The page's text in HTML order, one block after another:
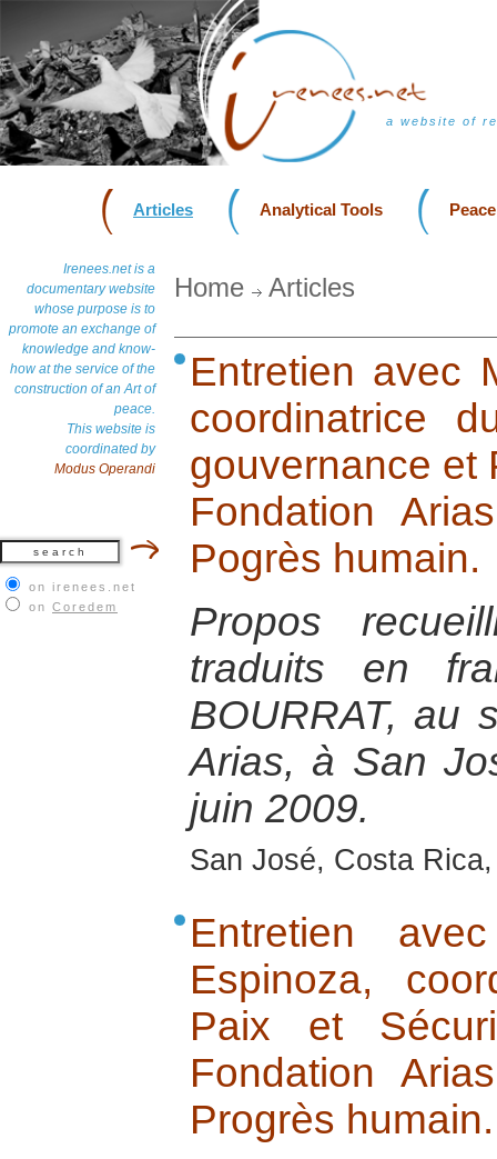
a website of
Articles Analytical Tools
Irenees.net is a
documentary website
whose purpose is to
promote an exchange of
knowledge and know-
how at the service of the
construction of an Art of
peace.
This website is
coordinated by
Modus Operandi
on irenees.net
on Coredem
Home Articles
Entretien avec
coordinatrice
gouvernance et
Fondation
Pogrès humain.
Propos
traduits en
BOURRAT, au
Arias, à San
juin 2009.
San José, Costa
Entretien
Espinoza,
Paix et
Fondation
Progrès humain.